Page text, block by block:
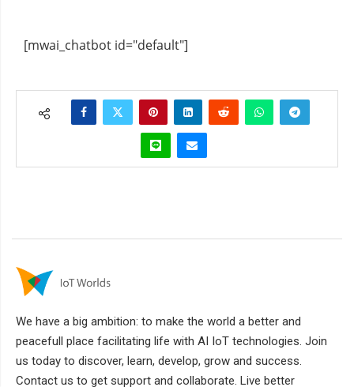
[mwai_chatbot id="default"]
We have a big ambition: to make the world a better and
peacefull place facilitating life with AI IoT technologies. Join
us today to discover, learn, develop, grow and success.
Contact us to get support and collaborate. Live better